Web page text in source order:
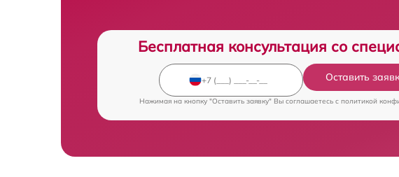
Бесплатная консультация со
Оставить
Нажимая на кнопку "Оставить заявку" Вы соглашаетесь c политикой